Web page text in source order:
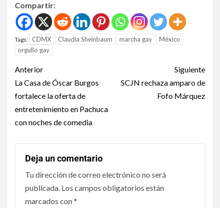
Compartir:
Tags: CDMX Claudia Sheinbaum marcha gay
México
orgullo gay
Anterior
La Casa de Óscar Burgos
fortalece la oferta de
entretenimiento en Pachuca
con noches de comedia
Siguiente
SCJN rechaza amparo de
Fofo Márquez
Deja un comentario
Tu dirección de correo electrónico no será
publicada. Los campos obligatorios están
marcados con*